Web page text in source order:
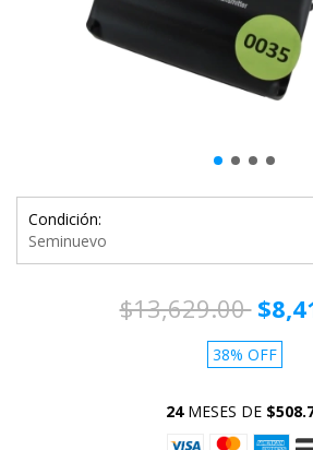
Condición:
Seminuevo
$13,629.00
38% OFF
24MESES DE